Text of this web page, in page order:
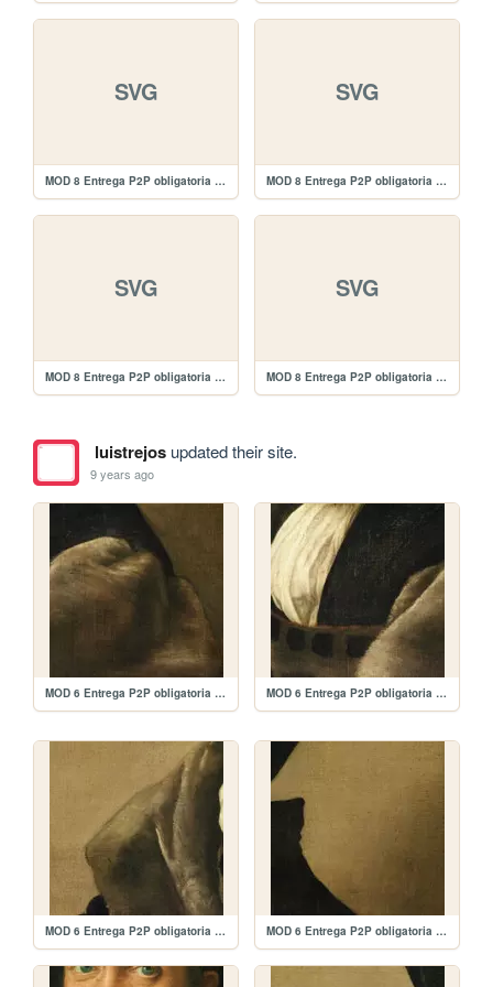
SVG
MOD 8 Entrega P2P obligatoria Entrega/images/edit-white.svg
SVG
MOD 8 Entrega P2P obligatoria Entrega/images/edit-black.svg
SVG
MOD 8 Entrega P2P obligatoria Entrega/images/delete-white.svg
SVG
MOD 8 Entrega P2P obligatoria Entrega/images/delete-black.svg
luistrejosupdated their site.
9 years ago
MOD 6 Entrega P2P obligatoria Entrega/puzzle/rafael_9.jpg MOD 6 Entrega P2P obligatoria Entrega/puzzle/rafael_8.jpg
MOD 6 Entrega P2P obligatoria Entrega/puzzle/rafael_7.jpg MOD 6 Entrega P2P obligatoria Entrega/puzzle/rafael_6.jpg